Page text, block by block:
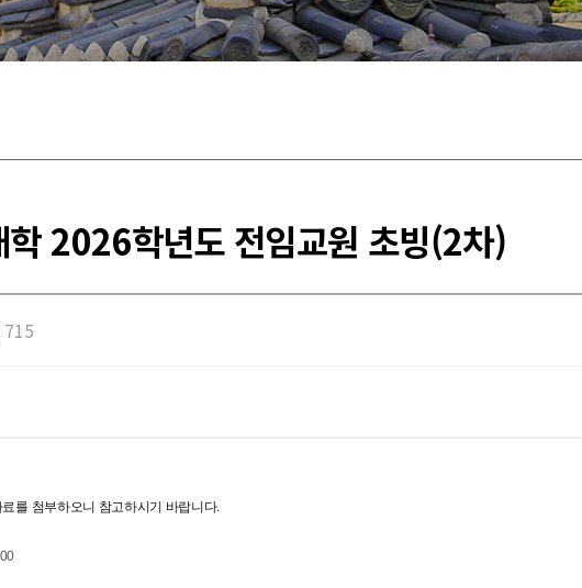
학 2026학년도 전임교원 초빙(2차)
715
를 첨부하오니 참고하시기 바랍니다.